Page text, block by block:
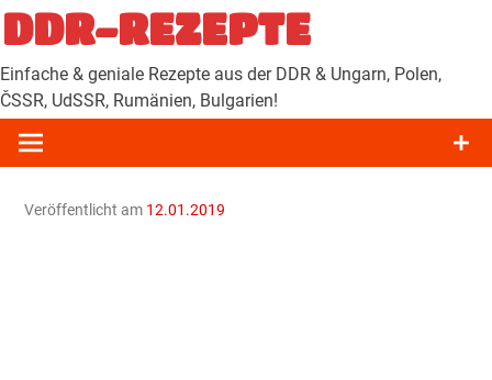
Zum
Inhalt
springen
DDR-REZEPTE
Einfache & geniale Rezepte aus der DDR & Ungarn, Polen,
ČSSR, UdSSR, Rumänien, Bulgarien!
Veröffentlicht am 12.01.2019